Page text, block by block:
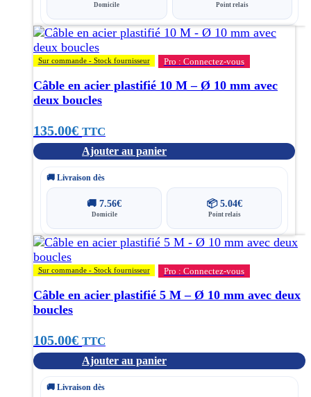
Domicile Point relais
Sur commande - Stock fournisseur Pro : Connectez-vous
Câble en acier plastifié 10 M – Ø 10 mm avec
deux boucles
135.00€ TTC
Ajouter au panier
🚚 Livraison dès
🚚7.56€
Domicile
📦 5.04€
Point relais
Sur commande - Stock fournisseur Pro : Connectez-vous
Câble en acier plastifié 5 M – Ø 10 mm avec deux
boucles
105.00€ TTC
Ajouter au panier
🚚 Livraison dès